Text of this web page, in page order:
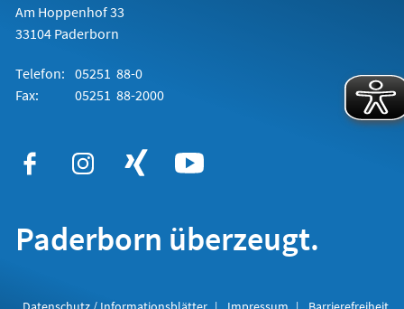
Am Hoppenhof 33
33104 Paderborn
Telefon: 05251 88-0
Fax:
05251 88-2000
Paderborn überzeugt.